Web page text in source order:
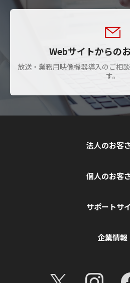
Webサイトからの
放送・業務用映像機器導入のご相
す。
法人のお客
個人のお客
サポートサ
企業情報